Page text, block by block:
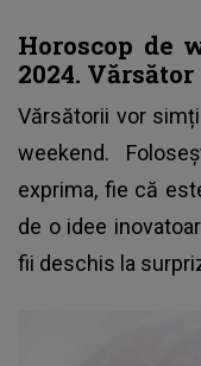
Horoscop de
2024. Vărsător
Vărsătorii vor
weekend.
exprima, fie că
de o idee
fii deschis la